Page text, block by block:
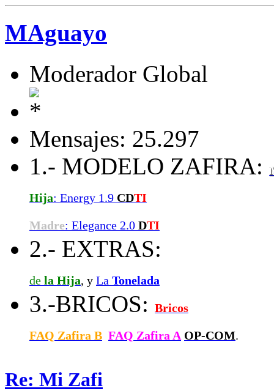
MAguayo
Moderador Global
Mensajes: 25.297
1.- MODELO ZAFIRA:
Hija: Energy 1.9 CDTI
Madre: Elegance 2.0 DTI
2.- EXTRAS:
de la Hija, y La Tonelada
3.-BRICOS: Bricos
FAQ Zafira B FAQ Zafira A OP-COM.
Re: Mi Zafi